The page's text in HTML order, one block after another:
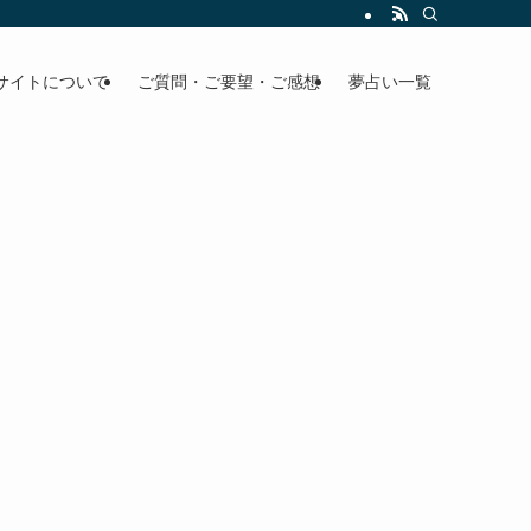
イトについて ご質問・ご要望・ご感想 夢占い一覧